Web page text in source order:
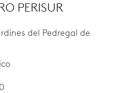
PERISUR
del Pedregal de